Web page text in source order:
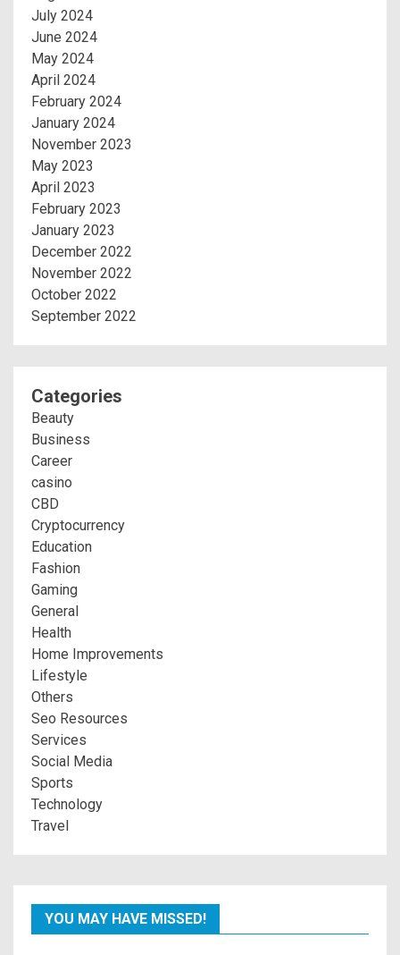
July 2024
June 2024
May 2024
April 2024
February 2024
January 2024
November 2023
May 2023
April 2023
February 2023
January 2023
December 2022
November 2022
October 2022
September 2022
Categories
Beauty
Business
Career
casino
CBD
Cryptocurrency
Education
Fashion
Gaming
General
Health
Home Improvements
Lifestyle
Others
Seo Resources
Services
Social Media
Sports
Technology
Travel
YOU MAY HAVE MISSED!